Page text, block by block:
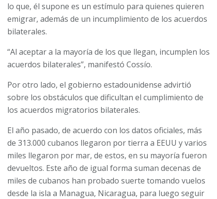
lo que, él supone es un estímulo para quienes quieren
emigrar, además de un incumplimiento de los acuerdos
bilaterales.
“Al aceptar a la mayoría de los que llegan, incumplen los
acuerdos bilaterales”, manifestó Cossío.
Por otro lado, el gobierno estadounidense advirtió
sobre los obstáculos que dificultan el cumplimiento de
los acuerdos migratorios bilaterales.
El año pasado, de acuerdo con los datos oficiales, más
de 313.000 cubanos llegaron por tierra a EEUU y varios
miles llegaron por mar, de estos, en su mayoría fueron
devueltos. Este año de igual forma suman decenas de
miles de cubanos han probado suerte tomando vuelos
desde la isla a Managua, Nicaragua, para luego seguir